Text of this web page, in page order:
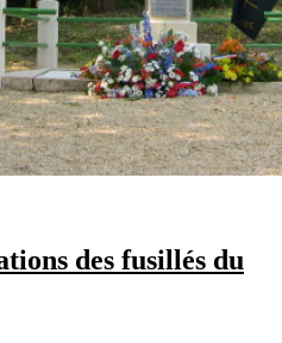
des fusillés du